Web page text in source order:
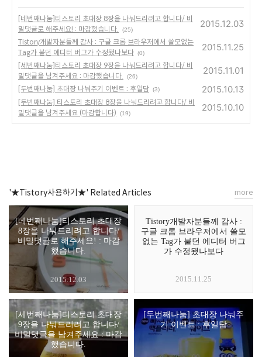
[네번째나눔]티스토리 초대장 8장을 나눠드리려고 합니다/ 비
밀댓글로 해주세요! : 마감했습니다.
(25)
2015.12.03
Tistory개발자분들께 감사 : 구글 크롬 브라우저에서 쓸모없는
Tag가 붙던 에디터 버그가 수정됐나보다 (0)
2015.11.25
[세번째나눔]티스토리 초대장 9장을 나눠드리려고 합니다/ 비
밀댓글을 남겨주세요 : 마감했습니다.
(26)
2015.11.01
[두번째나눔] 초대장 나눠주기 이벤트 : 후일담 (3) 2015.10.13
[두번째나눔] 티스토리 초대장 8장을 나눠드리려고 합니다/ 비
밀댓글을 남겨주세요 (마감합니다)
(19)
2015.10.10
'★Tistory사용하기★' Related Articles
[네번째나눔]티스토리 초대장
8장을 나눠드리려고 합니다/
비밀댓글로 해주세요! : 마감
했습니다.
2015.12.03
Tistory개발자분들께 감사 :
구글 크롬 브라우저에서 쓸모
없는 Tag가 붙던 에디터 버그
가 수정됐나보다
2015.11.25
[세번째나눔]티스토리 초대장
9장을 나눠드리려고 합니다/
비밀댓글을 남겨주세요 : 마감
했습니다.
[두번째나눔] 초대장 나눠주
기 이벤트 : 후일담
more